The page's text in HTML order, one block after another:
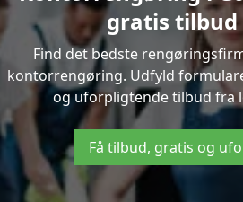
gratis tilbud
Find det bedste
kontorrengøring. Udfyld
og uforpligtende tilbud fra
Få tilbud, gratis og